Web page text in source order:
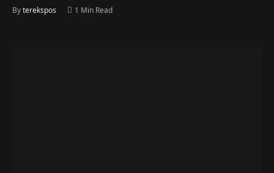
Byterekspos 1 Min Read